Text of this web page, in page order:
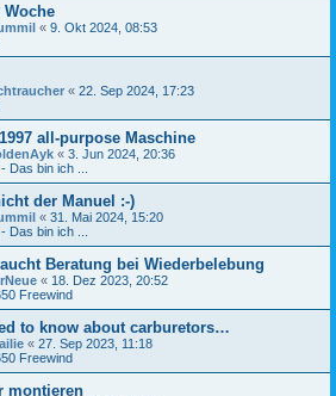
« 9. Okt 2024, 08:53
« 22. Sep 2024, 17:23
all-purpose Maschine
« 3. Jun 2024, 20:36
Das bin ich ...
der Manuel :-)
« 31. Mai 2024, 15:20
Das bin ich ...
Beratung bei Wiederbelebung
« 18. Dez 2023, 20:52
Freewind
to know about carburetors…
« 27. Sep 2023, 11:18
Freewind
montieren